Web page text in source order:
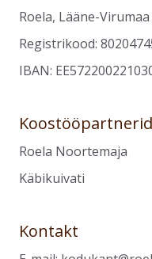
Roela, Lääne-Virumaa
Registrikood:
IBAN:
Koostööpartnerid
Roela Noortemaja
Käbikuivati
Kontakt